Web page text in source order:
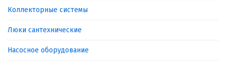
Коллекторные системы
Люки сантехнические
Насосное оборудование